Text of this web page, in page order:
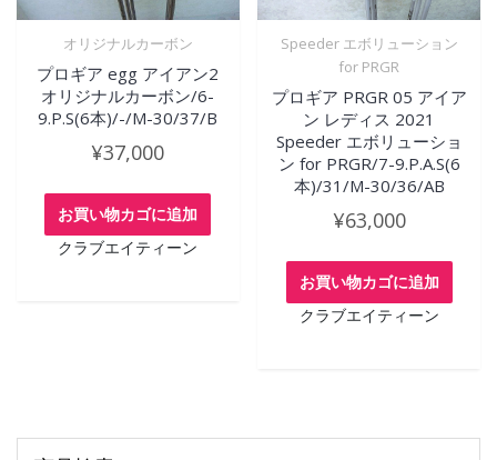
オリジナルカーボン
プロギア egg アイアン2
オリジナルカーボン/6-
9.P.S(6本)/-/M-30/37/B
¥37,000
お買い物カゴに追加
クラブエイティーン
Speeder エボリューション
for PRGR
プロギア PRGR 05 アイア
ン レディス 2021
Speeder エボリューショ
ン for PRGR/7-9.P.A.S(6
本)/31/M-30/36/AB
¥63,000
お買い物カゴに追加
クラブエイティーン